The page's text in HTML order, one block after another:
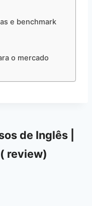
e benchmark
o mercado
de Inglês |
review)